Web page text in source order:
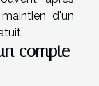
d'un
compte